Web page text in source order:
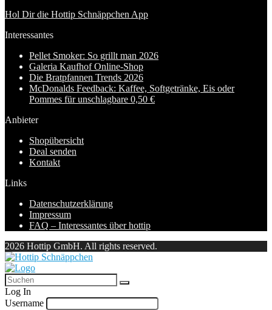
Hol Dir die Hottip Schnäppchen App
Interessantes
Pellet Smoker: So grillt man 2026
Galeria Kaufhof Online-Shop
Die Bratpfannen Trends 2026
McDonalds Feedback: Kaffee, Softgetränke, Eis oder
Pommes für unschlagbare 0,50 €
Anbieter
Shopübersicht
Deal senden
Kontakt
Links
Datenschutzerklärung
Impressum
FAQ – Interessantes über hottip
2026 Hottip GmbH. All rights reserved.
Log In
Username